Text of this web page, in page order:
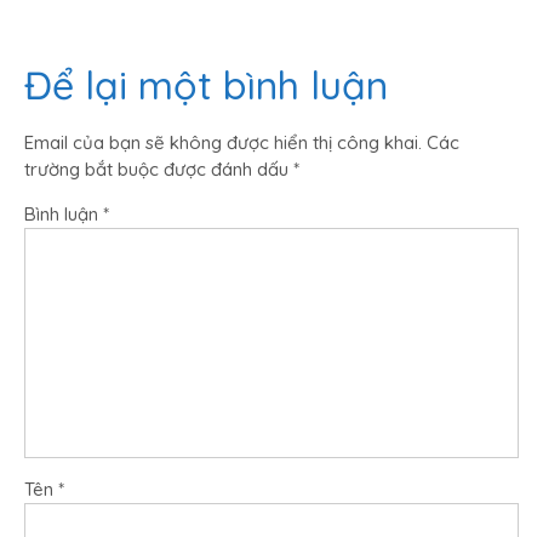
viết
Để lại một bình luận
Email của bạn sẽ không được hiển thị công khai. Các
trường bắt buộc được đánh dấu *
Bình luận *
Tên *